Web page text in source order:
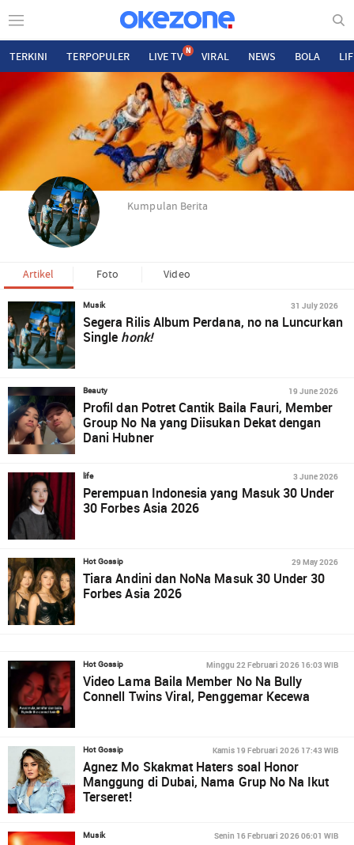
TERKINI TERPOPULER LIVE TV N VIRAL NEWS BOLA
Kumpulan Berita
Artikel Foto Video
Musik 31 July 2026
Segera Rilis Album Perdana, no na Luncurkan
Single honk!
Beauty 19 June 2026
Profil dan Potret Cantik Baila Fauri, Member
Group No Na yang Diisukan Dekat dengan
Dani Hubner
life 3 June 2026
Perempuan Indonesia yang Masuk 30 Under
30 Forbes Asia 2026
Hot Gossip 29 May 2026
Tiara Andini dan NoNa Masuk 30 Under 30
Forbes Asia 2026
Hot Gossip Minggu 22 Februari 2026 16:03 WIB
Video Lama Baila Member No Na Bully
Connell Twins Viral, Penggemar Kecewa
Hot Gossip Kamis 19 Februari 2026 17:43 WIB
Agnez Mo Skakmat Haters soal Honor
Manggung di Dubai, Nama Grup No Na Ikut
Terseret!
Musik Senin 16 Februari 2026 06:01 WIB